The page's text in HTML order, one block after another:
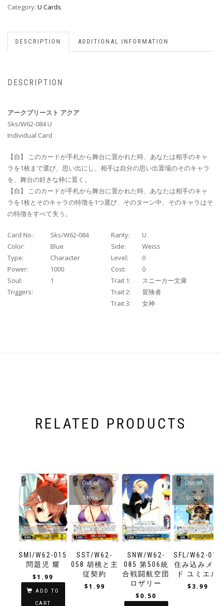
Category: U Cards
DESCRIPTION ADDITIONAL INFORMATION
DESCRIPTION
アークプリースト アクア
Sks/W62-084 U
Individual Card
【自】 このカードが手札から舞台に置かれた時、あなたは相手のキャ
ラを1枚まで選び、思い出にし、相手は自分の思い出置場のそのキャラ
を、舞台の好きな枠に置く。
【自】 このカードが手札から舞台に置かれた時、あなたは相手のキャ
ラを1枚とそのキャラの特徴を1つ選び、そのターン中、そのキャラはそ
の特徴をすべて失う。
Card No.: Sks/W62-084 Rarity:
U
Color:
Blue Side:
Weiss
Type:
Character Level:
0
Power:
1000 Cost:
0
Soul:
1 Trait 1:
スニーカー文庫
Triggers:
Trait 2:
冒険者
Trait 3:
女神
RELATED PRODUCTS
SMI/W62-015
問題児 耀
$1.99
ADD TO
CART
SST/W62-
058 胡桃と主
従契約
Out of
Stock
$1.99
SNW/W62-
085 第506統
合戦闘航空団
ロザリー
$0.50
SFL/W62-
住み込みメイ
ド ユミエル
Out of
Stock
$3.99